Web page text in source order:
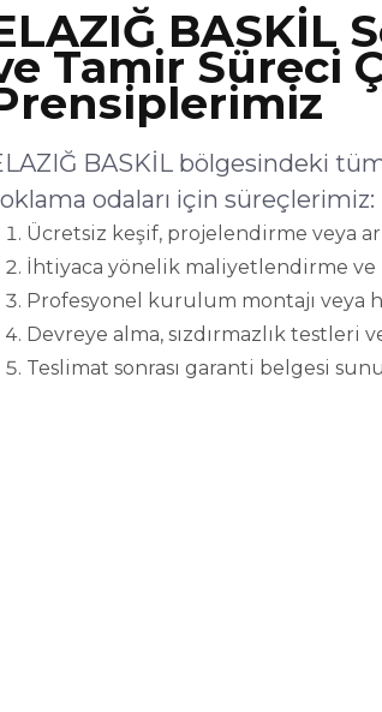
BASKİL
Tamir Süreci
BASKİL bölgesindeki
odaları için süreçlerimiz:
Ücretsiz keşif, projelendirme veya
İhtiyaca yönelik maliyetlendirme ve
Profesyonel kurulum montajı veya
Devreye alma, sızdırmazlık testleri
Teslimat sonrası garanti belgesi